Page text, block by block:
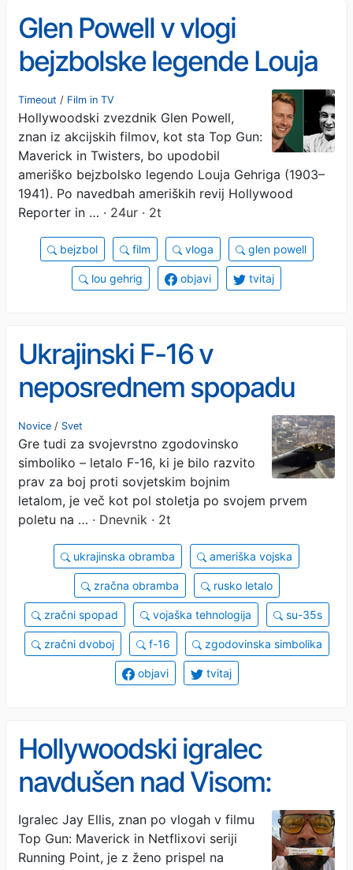
Glen Powell v vlogi
bejzbolske legende Louja
Gehriga
Timeout / Film in TV
Hollywoodski zvezdnik Glen Powell,
znan iz akcijskih filmov, kot sta Top Gun:
Maverick in Twisters, bo upodobil
ameriško bejzbolsko legendo Louja Gehriga (1903–
1941). Po navedbah ameriških revij Hollywood
Reporter in … · 24ur · 2t
bejzbol film vloga glen powell
lou gehrig objavi tvitaj
Ukrajinski F-16 v
neposrednem spopadu
sestrelil ruskega lovca: bilo
je kot v filmu Top Gun
Novice / Svet
Gre tudi za svojevrstno zgodovinsko
simboliko – letalo F-16, ki je bilo razvito
prav za boj proti sovjetskim bojnim
letalom, je več kot pol stoletja po svojem prvem
poletu na … · Dnevnik · 2t
ukrajinska obramba ameriška vojska
zračna obramba rusko letalo
zračni spopad vojaška tehnologija su-35s
zračni dvoboj f-16 zgodovinska simbolika
objavi tvitaj
Hollywoodski igralec
navdušen nad Visom:
Takšnega miru do zdaj
nisem poznal
Igralec Jay Ellis, znan po vlogah v filmu
Top Gun: Maverick in Netflixovi seriji
Running Point, je z ženo prispel na